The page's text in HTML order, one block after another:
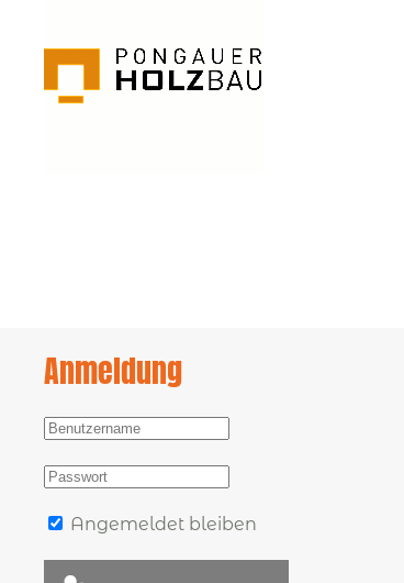
Anmeldung
Angemeldet bleiben